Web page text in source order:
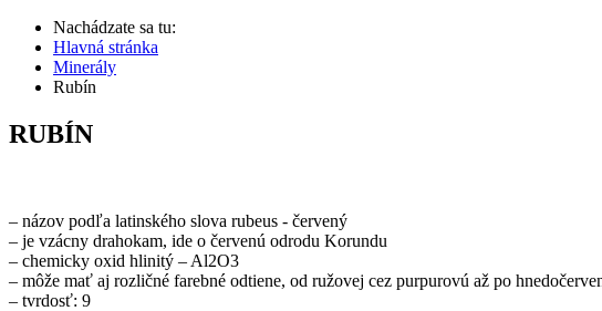
Nachádzate sa tu:
Hlavná stránka
Minerály
Rubín
RUBÍN
– názov podľa latinského slova rubeus - červený
– je vzácny drahokam, ide o červenú odrodu Korundu
– chemicky oxid hlinitý – Al2O3
– môže mať aj rozličné farebné odtiene, od ružovej cez purpurovú až po
– tvrdosť: 9